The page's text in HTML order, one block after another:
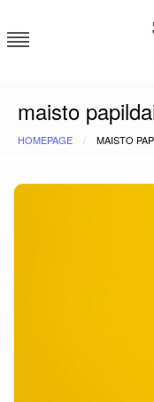
to
content
maisto
HOMEPAGE MAISTO